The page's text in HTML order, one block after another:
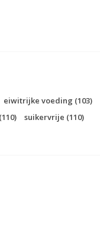
eiwitrijke voeding (103)
(110) suikervrije (110)